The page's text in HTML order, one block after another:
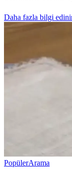
Daha fazla bilgi
PopülerArama